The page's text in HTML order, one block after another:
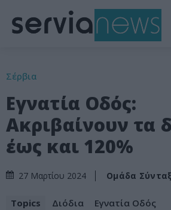
Σέρβια
Εγνατία Οδός:
Ακριβαίνουν τα
έως και 120%
27 Μαρτίου 2024 Ομάδα
Topics Διόδια Εγνατία Οδός